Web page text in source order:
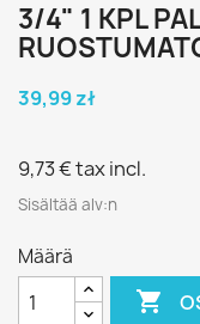
3/4" 1 KPL
39,99 zł
9,73 €tax incl.
Sisältää alv:n
Määrä
